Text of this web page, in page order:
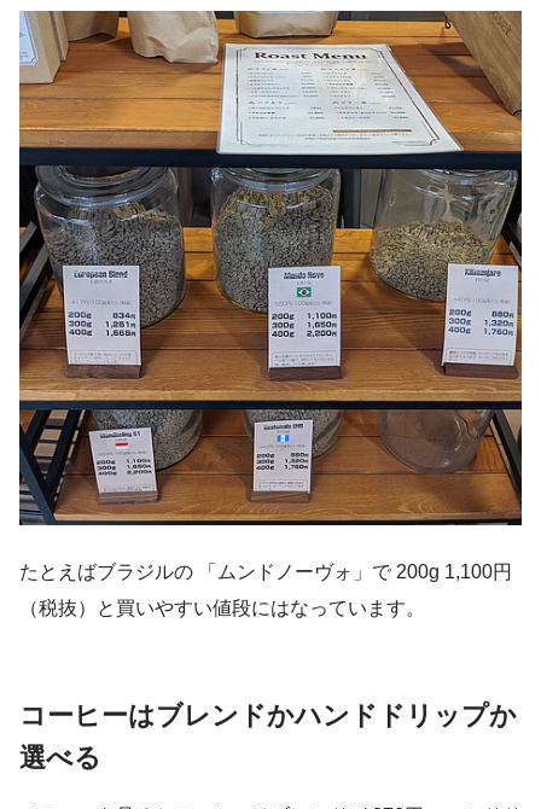
たとえばブラジルの 「ムンドノーヴォ」で 200g 1,100円
（税抜）と買いやすい値段にはなっています。
コーヒーはブレンドかハンドドリップか
選べる